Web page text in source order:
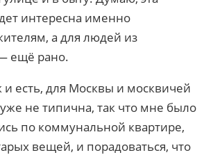
интересна именно
а для людей из
ещё рано.
и есть, для Москвы и москвичей
уже не типична, так что мне было
по коммунальной квартире,
вещей, и порадоваться, что